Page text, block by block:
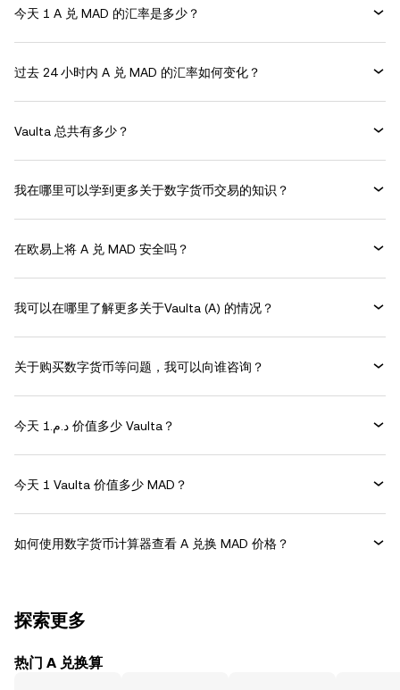
今天 1 A 兑 MAD 的汇率是多少？
过去 24 小时内 A 兑 MAD 的汇率如何变化？
Vaulta 总共有多少？
我在哪里可以学到更多关于数字货币交易的知识？
在欧易上将 A 兑 MAD 安全吗？
我可以在哪里了解更多关于Vaulta (A) 的情况？
关于购买数字货币等问题，我可以向谁咨询？
今天 د.م.1 价值多少 Vaulta？
今天 1 Vaulta 价值多少 MAD？
如何使用数字货币计算器查看 A 兑换 MAD 价格？
探索更多
热门 A 兑换算